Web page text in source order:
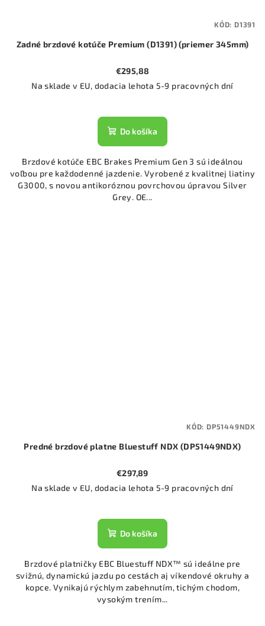
Zadné brzdové kotúče Premium (D1391) (priemer 345mm)
€295,88
Na sklade v EU, dodacia lehota 5-9 pracovných dní
Do košíka
Brzdové kotúče EBC Brakes Premium Gen 3 sú ideálnou
voľbou pre každodenné jazdenie. Vyrobené z kvalitnej liatiny
G3000, s novou antikoróznou povrchovou úpravou Silver
Grey. OE...
KÓD: D1391
Predné brzdové platne Bluestuff NDX (DP51449NDX)
€297,89
Na sklade v EU, dodacia lehota 5-9 pracovných dní
Do košíka
Brzdové platničky EBC Bluestuff NDX™ sú ideálne pre
svižnú, dynamickú jazdu po cestách aj víkendové okruhy a
kopce. Vynikajú rýchlym zabehnutím, tichým chodom,
vysokým trením...
KÓD: DP51449NDX